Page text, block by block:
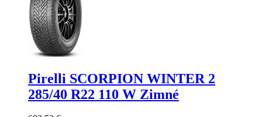
Pirelli SCORPION WINTER 2
285/40 R22 110 W Zimné